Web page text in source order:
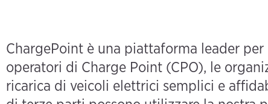
ChargePoint è una piattaforma leader
operatori di Charge Point (CPO), le
ricarica di veicoli elettrici semplici e